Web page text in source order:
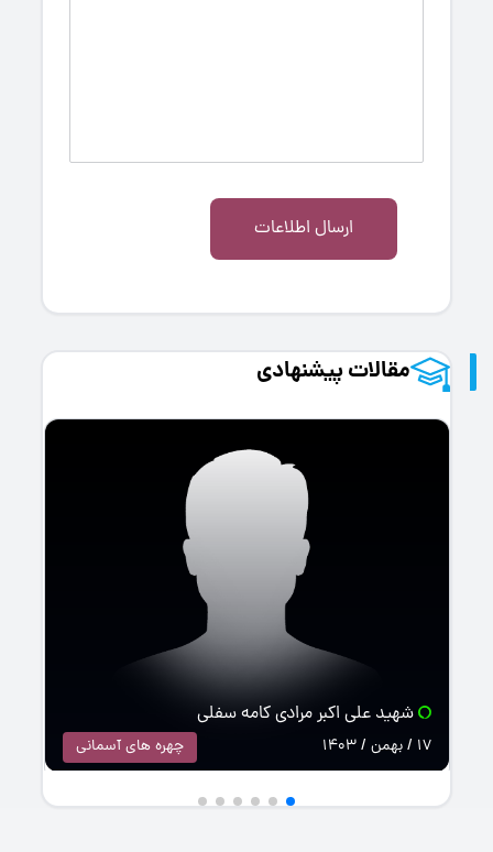
ارسال اطلاعات
مقالات پیشنهادی
شهید علی اکبر مرادی کامه سفلی
چهره های آسمانی 17 / بهمن / 1403